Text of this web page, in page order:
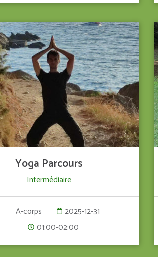
VOIR LE DÉTAIL
Yoga Parcours
Intermédiaire
A-corps
2025-12-31
01:00-02:00